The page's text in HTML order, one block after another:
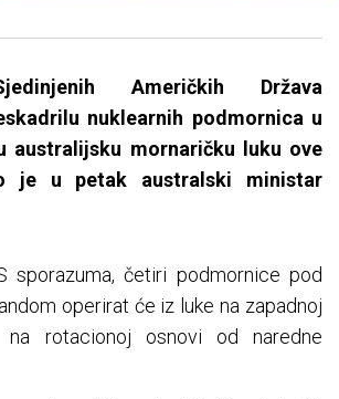
Američkih Država
nuklearnih podmornica u
australijsku mornaričku luku ove
je u petak australski ministar
sporazuma, četiri podmornice pod
operirat će iz luke na zapadnoj
na rotacionoj osnovi od naredne